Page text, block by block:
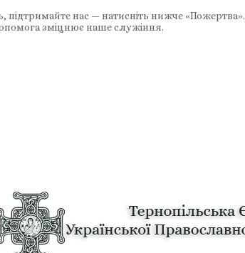
нас — натисніть нижче «Пожертва».
зміцнює наше служіння.